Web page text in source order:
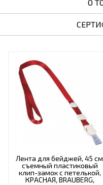
О
Лента для бейджей, 45
съемный пластиковый
клип-замок с петелькой,
КРАСНАЯ, BRAUBERG,